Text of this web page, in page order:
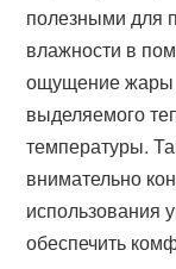
полезными для
влажности в
ощущение жары
выделяемого
температуры.
внимательно
использования
обеспечить